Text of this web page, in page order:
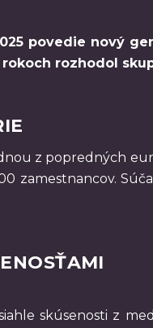
povedie nový
rozhodol
z popredných
zamestnancov.
skúsenosti z